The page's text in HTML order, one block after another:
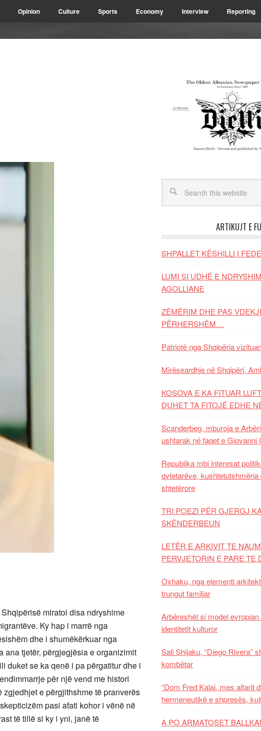
Opinion Culture Sports Economy Interview Reporting
miratoi disa ndryshime
Ky hap i marrë nga
dhe i shumëkërkuar nga
ana tjetër, përgjegjësia e organizimit
duket se ka qenë i pa përgatitur dhe i
për një vend me histori
e përgjithshme të pranverës
pasi afati kohor i vënë në
të tillë si ky i yni, janë të
ARTIKUJT E
SHPALLET KËSHILLI I
LUMI SI UDHË E
AGOLLIANE
ZËMËRIM DHE PAS
PËRHERSHËM…
Patriotë nga Shqipëria
Mirëseardhje në Shqipëri,
KOSOVA E KA FITUAR
DUHET TA FITOJË EDHE
Scanderbeg, mburoja e
ushtarak në faqet e Giovanni
Republika mbi interesat
qytetarëve, kushtetutshmëria
shtetërore
TRI POEZI PËR GJERGJ
SKËNDERBEUN
LETËR E ARKIVIT TE
PERVJETORIN E PARE TE
Oxhaku, nga elementi
trungut familjar
Arbëreshët si model
identitetit kulturor
Sali Shijaku, “Diego Rivera”
kombëtar
“Dom Fred Kalaj, mes altarit
hermeneutikë e shpresës,
A PO ARMATOSET